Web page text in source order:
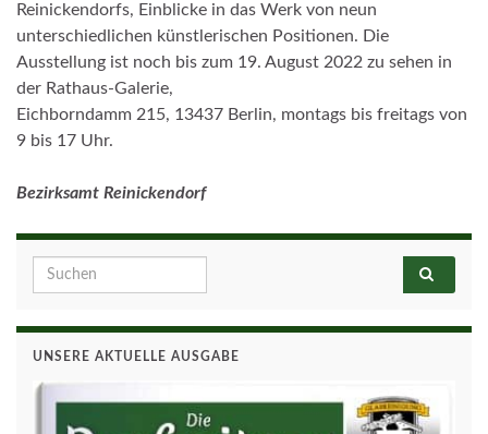
Reinickendorfs, Einblicke in das Werk von neun
unterschiedlichen künstlerischen Positionen. Die
Ausstellung ist noch bis zum 19. August 2022 zu sehen in
der Rathaus-Galerie,
Eichborndamm 215, 13437 Berlin, montags bis freitags von
9 bis 17 Uhr.
Bezirksamt Reinickendorf
Search for:
UNSERE AKTUELLE AUSGABE